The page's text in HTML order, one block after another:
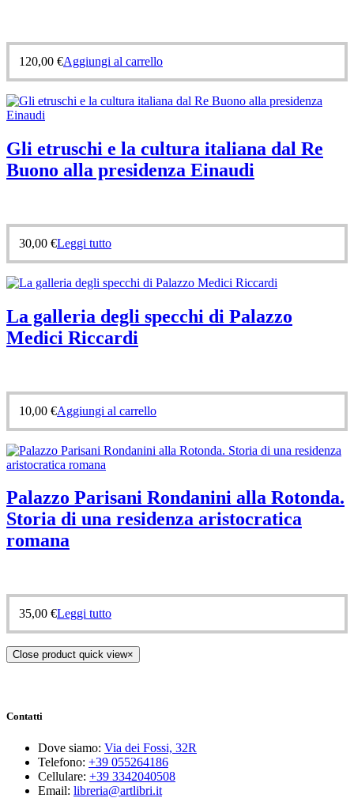
120,00 €Aggiungi al carrello
Gli etruschi e la cultura italiana dal Re
Buono alla presidenza Einaudi
30,00 €Leggi tutto
La galleria degli specchi di Palazzo
Medici Riccardi
10,00 €Aggiungi al carrello
Palazzo Parisani Rondanini alla Rotonda.
Storia di una residenza aristocratica
romana
35,00 €Leggi tutto
Close product quick view×
Contatti
Dove siamo: Via dei Fossi, 32R
Telefono: +39 055264186
Cellulare: +39 3342040508
Email: libreria@artlibri.it